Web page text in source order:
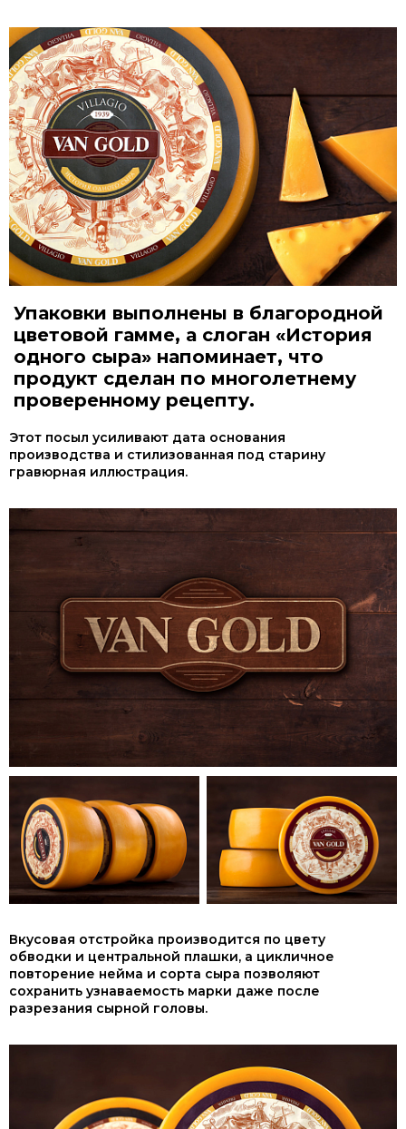
Упаковки выполнены в благородной
цветовой гамме, а слоган «История
одного сыра» напоминает, что
продукт сделан по многолетнему
проверенному рецепту.
Этот посыл усиливают дата основания
производства и стилизованная под старину
гравюрная иллюстрация.
Вкусовая отстройка производится по цвету
обводки и центральной плашки, а цикличное
повторение нейма и сорта сыра позволяют
сохранить узнаваемость марки даже после
разрезания сырной головы.